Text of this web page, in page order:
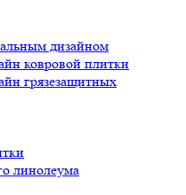
дизайном
ковровой плитки
грязезащитных
линолеума